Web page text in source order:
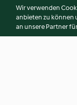
Wir verwenden
anbieten zu können
an unsere Partner